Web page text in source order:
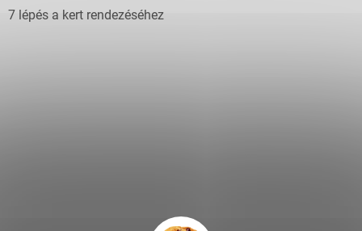
7 lépés a kert rendezéséhez